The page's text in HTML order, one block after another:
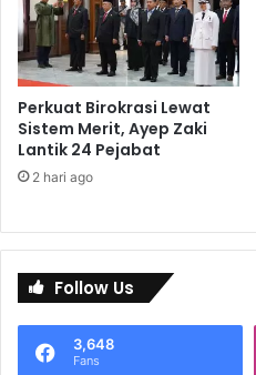
Perkuat Birokrasi Lewat
Sistem Merit, Ayep Zaki
Lantik 24 Pejabat
2 hari ago
Follow Us
3,648
Fans